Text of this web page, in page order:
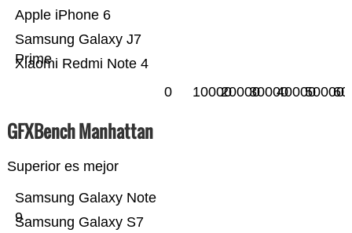
Xiaomi Redmi Note 4
Samsung Galaxy J7
Prime
Apple iPhone 6
0 1000020000300004000050000
GFXBench Manhattan
Superior es mejor
Samsung Galaxy S7
Samsung Galaxy Note
9